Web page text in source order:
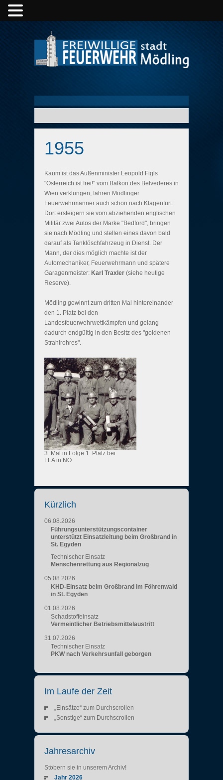
1955
Kaum ist das Außenminister Leopold Figls
"Österreich ist frei!" vom Balkon des Belvederes in
Wien verklungen, fahren Mödlinger
Feuerwehrmänner auch schon nach Klagenfurt.
Dort ersteigern sie vom abziehenden englischen
Militär zwei Autos der Marke "Bedford", bringen
sie nach Mödling und stellen eines davon bald
darauf als Tanklöschfahrzeug in Dienst. Der
Mann, der dies möglich machte ist der
Automechaniker, Feuerwehrmann und spätere
Garagenmeister: Karl Traxler (siehe heutige
Reserve).
Mödling gewinnt zum dritten Mal hintereinander
den 1. Platz bei den
Landesfeuerwehrwettkämpfen und gelang
dadurch endgültig in den Besitz des "goldenen
Strahlrohres".
3. Mal in Folge 1. Platz bei
FLA in NÖ
Kürzlich
06.08.2026
Führungsunterstützungscontainer
unterstützt Einsatzleitung beim Großbrand in
St. Egyden
Technischer Einsatz
Menschenrettung aus Regionalzug
05.08.2026
KHD-Einsatz beim Großbrand im Föhrenwald
in St. Egyden
01.08.2026
Schadstoffeinsatz
Vermeintlicher Betriebsmittelaustritt
31.07.2026
Technischer Einsatz
PKW nach Verkehrsunfall geborgen
Im Laufe der Zeit
„Einsätze“ zum Durchscrollen
„Sonstige“ zum Durchscrollen
Jahresarchiv
Stöbern sie in unserem Archiv!
Jahr 2026